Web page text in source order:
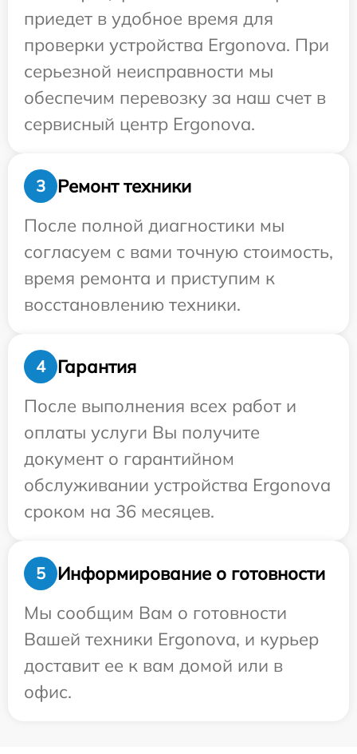
приедет в удобное время для
проверки устройства Ergonova. При
серьезной неисправности мы
обеспечим перевозку за наш счет в
сервисный центр Ergonova.
3
Ремонт техники
После полной диагностики мы
согласуем с вами точную стоимость,
время ремонта и приступим к
восстановлению техники.
4
Гарантия
После выполнения всех работ и
оплаты услуги Вы получите
документ о гарантийном
обслуживании устройства Ergonova
сроком на 36 месяцев.
5
Информирование о готовности
Мы сообщим Вам о готовности
Вашей техники Ergonova, и курьер
доставит ее к вам домой или в
офис.